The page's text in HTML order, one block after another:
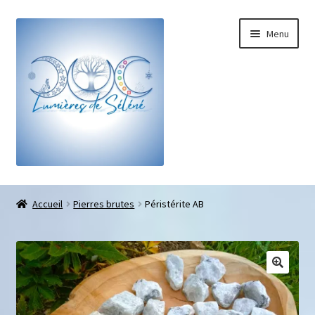
Menu
Boutique
Galets pouce anti-stress
Pendentifs sifflet et fioles
Accueil Pierres brutes Péristérite AB